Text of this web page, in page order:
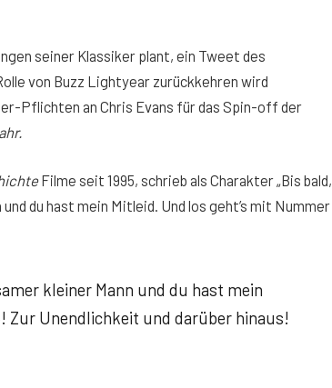
seiner Klassiker plant, ein Tweet des
von Buzz Lightyear zurückkehren wird
Pflichten an Chris Evans für das Spin-off der
Filme seit 1995, schrieb als Charakter „Bis bald,
du hast mein Mitleid. Und los geht’s mit Nummer
kleiner Mann und du hast mein
Zur Unendlichkeit und darüber hinaus!